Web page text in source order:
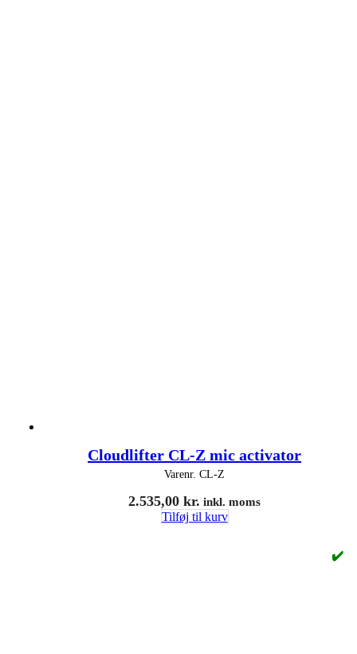
Cloudlifter CL-Z mic activator
Varenr. CL-Z
2.535,00 kr. inkl. moms
Tilføj til kurv
✔️